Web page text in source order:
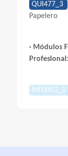
QUI477_3
Papelero
· Módulos
Profesional:
MF0053_3